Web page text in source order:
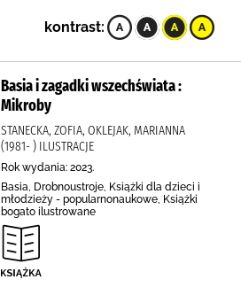
kontrast:
Basia i zagadki wszechświata :
Mikroby
STANECKA, ZOFIA, OKLEJAK, MARIANNA
(1981- ) ILUSTRACJE
Rok wydania: 2023.
Basia, Drobnoustroje, Książki dla dzieci i
młodzieży - popularnonaukowe, Książki
bogato ilustrowane